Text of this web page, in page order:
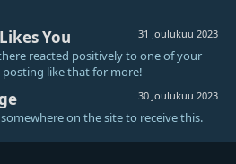
31 Joulukuu 2023
You
reacted positively to one of your
posting like that for more!
30 Joulukuu 2023
on the site to receive this.